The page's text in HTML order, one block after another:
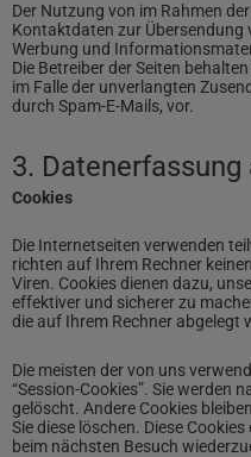
Der Nutzung von im Rahmen
Kontaktdaten zur
Werbung und
Die Betreiber der Seiten
im Falle der unverlangten
durch Spam-E-Mails, vor.
3.
Cookies
Die Internetseiten verwenden
richten auf Ihrem Rechner
Viren. Cookies dienen dazu,
effektiver und sicherer zu
die auf Ihrem Rechner abgelegt
Die meisten der von uns
“Session-Cookies”. Sie werden
gelöscht. Andere Cookies
Sie diese löschen. Diese
beim nächsten Besuch